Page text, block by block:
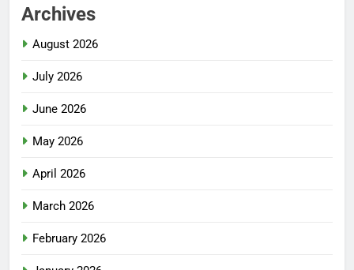
Archives
August 2026
July 2026
June 2026
May 2026
April 2026
March 2026
February 2026